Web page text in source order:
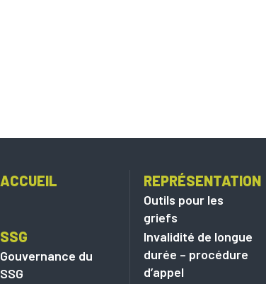
ACCUEIL
SSG
Gouvernance du
SSG
REPRÉSENTATION
Outils pour les
griefs
Invalidité de longue
durée – procédure
d’appel